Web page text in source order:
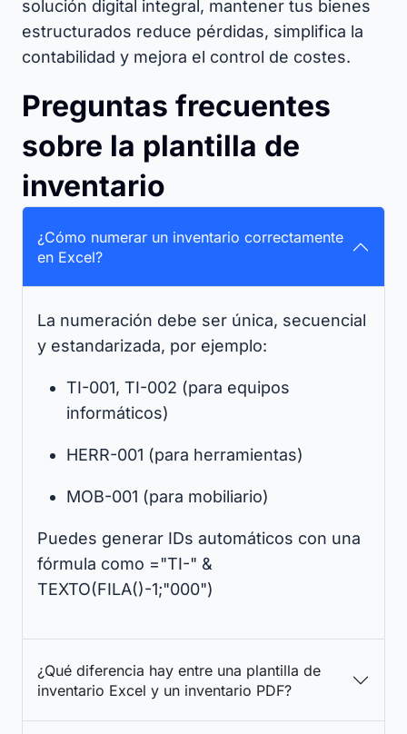
solución digital integral, mantener tus bienes
estructurados reduce pérdidas, simplifica la
contabilidad y mejora el control de costes.
Preguntas frecuentes
sobre la plantilla de
inventario
¿Cómo numerar un inventario correctamente
en Excel?
La numeración debe ser única, secuencial
y estandarizada, por ejemplo:
TI-001, TI-002 (para equipos
informáticos)
HERR-001 (para herramientas)
MOB-001 (para mobiliario)
Puedes generar IDs automáticos con una
fórmula como ="TI-" &
TEXTO(FILA()-1;"000")
¿Qué diferencia hay entre una plantilla de
inventario Excel y un inventario PDF?